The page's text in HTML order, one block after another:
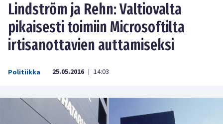
Lindström ja Rehn: Valtiovalta
pikaisesti toimiin Microsoftilta
irtisanottavien auttamiseksi
Politiikka 25.05.2016 | 14:03